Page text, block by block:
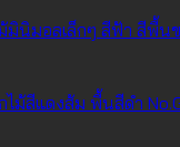
ม้มินิมอลเล็กๆ สีฟ้า สีพื้น